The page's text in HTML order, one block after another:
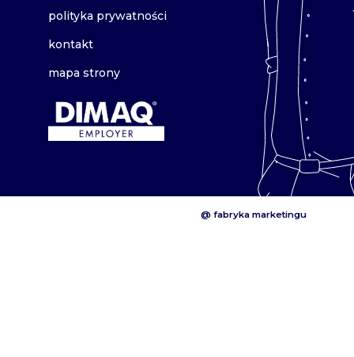
polityka prywatności
kontakt
mapa strony
@ fabryka marketingu